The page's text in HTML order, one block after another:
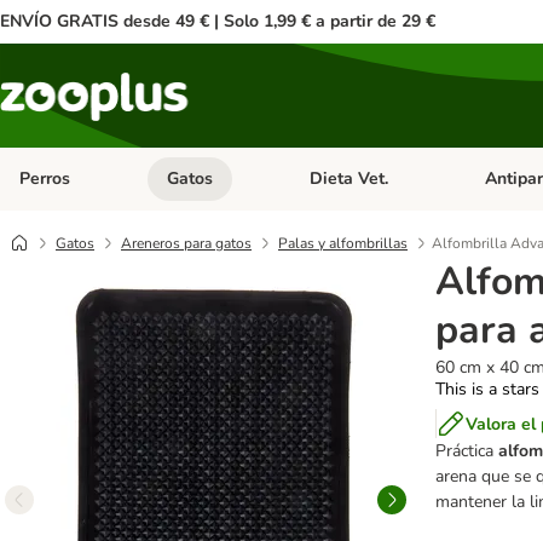
ENVÍO GRATIS desde 49 € | Solo 1,99 € a partir de 29 €
Perros Menú de categoria abierto: Perros
Gatos Menú de categoria abierto: Gatos
Dieta Vet. Menú
Gatos Areneros para gatos Palas y alfombrillas Alfombrilla
para
60 cm x 40
This is a
Valora el
Práctica
arena que se
mantener la